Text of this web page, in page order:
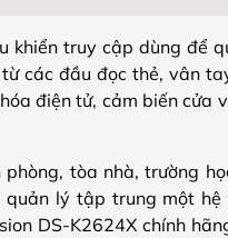
khiển truy cập dùng để
các đầu đọc thẻ, vân
điện tử, cảm biến cửa
tòa nhà, trường
lý tập trung một hệ
DS-K2624X chính